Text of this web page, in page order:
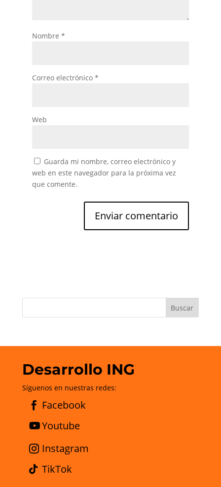
Nombre *
Correo electrónico *
Web
Guarda mi nombre, correo electrónico y
web en este navegador para la próxima vez
que comente.
Desarrollo ING
Síguenos en nuestras redes:
Facebook
Youtube
Instagram
TikTok